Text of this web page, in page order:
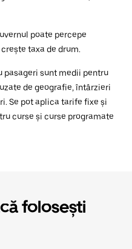
poate percepe
taxa de drum.
sunt medii pentru
de geografie, întârzieri
Se pot aplica tarife fixe și
curse și curse programate
folosești